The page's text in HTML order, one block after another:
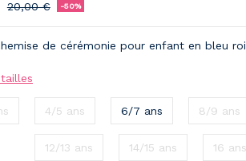
20,00 € -50%
de cérémonie pour enfant en bleu
4/5 ans 6/7 ans 8/9 ans
12/13 ans 14/15 ans 16 ans